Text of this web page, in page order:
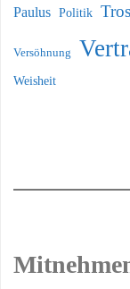
Paulus Politik
Versöhnung
Weisheit